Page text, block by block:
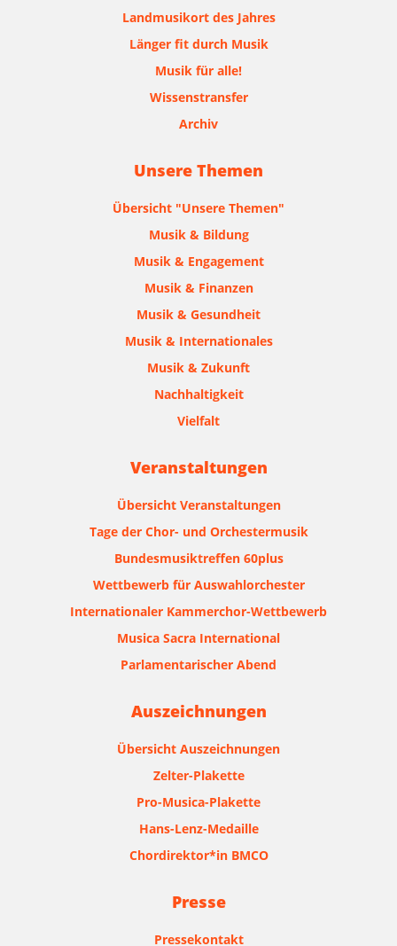
Landmusikort des Jahres
Länger fit durch Musik
Musik für alle!
Wissenstransfer
Archiv
Unsere Themen
Übersicht "Unsere Themen"
Musik & Bildung
Musik & Engagement
Musik & Finanzen
Musik & Gesundheit
Musik & Internationales
Musik & Zukunft
Nachhaltigkeit
Vielfalt
Veranstaltungen
Übersicht Veranstaltungen
Tage der Chor- und Orchestermusik
Bundesmusiktreffen 60plus
Wettbewerb für Auswahlorchester
Internationaler Kammerchor-Wettbewerb
Musica Sacra International
Parlamentarischer Abend
Auszeichnungen
Übersicht Auszeichnungen
Zelter-Plakette
Pro-Musica-Plakette
Hans-Lenz-Medaille
Chordirektor*in BMCO
Presse
Pressekontakt